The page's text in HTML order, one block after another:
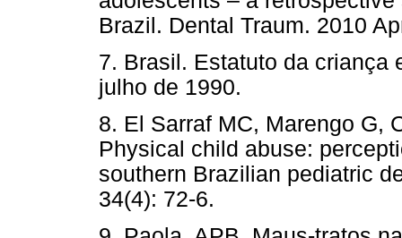
Brazil. Dental Traum. 2010
7. Brasil. Estatuto da criança
julho de 1990.
8. El Sarraf MC, Marengo G,
Physical child abuse:
southern Brazilian pediatric
34(4): 72-6.